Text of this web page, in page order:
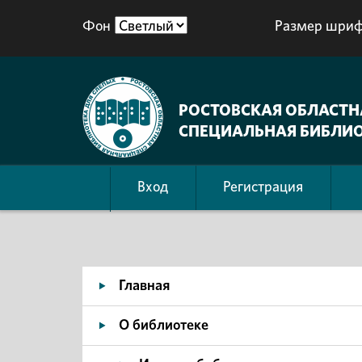
Фон Размер
РОСТОВСКАЯ
СПЕЦИАЛЬНАЯ
Вход Регистрация
Главная
О библиотеке